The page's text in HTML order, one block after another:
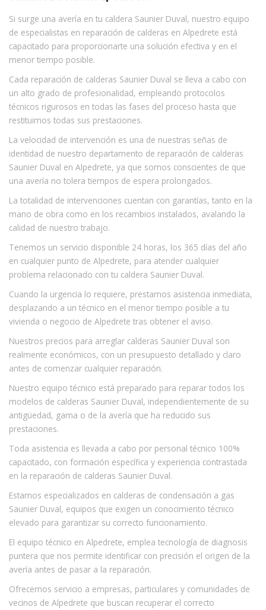
Si surge una avería en tu caldera Saunier Duval, nuestro equipo
de especialistas en reparación de calderas en Alpedrete está
capacitado para proporcionarte una solución efectiva y en el
menor tiempo posible.
Cada reparación de calderas Saunier Duval se lleva a cabo con
un alto grado de profesionalidad, empleando protocolos
técnicos rigurosos en todas las fases del proceso hasta que
restituimos todas sus prestaciones.
La velocidad de intervención es una de nuestras señas de
identidad de nuestro departamento de reparación de calderas
Saunier Duval en Alpedrete, ya que somos conscientes de que
una avería no tolera tiempos de espera prolongados.
La totalidad de intervenciones cuentan con garantías, tanto en la
mano de obra como en los recambios instalados, avalando la
calidad de nuestro trabajo.
Tenemos un servicio disponible 24 horas, los 365 días del año
en cualquier punto de Alpedrete, para atender cualquier
problema relacionado con tu caldera Saunier Duval.
Cuando la urgencia lo requiere, prestamos asistencia inmediata,
desplazando a un técnico en el menor tiempo posible a tu
vivienda o negocio de Alpedrete tras obtener el aviso.
Nuestros precios para arreglar calderas Saunier Duval son
realmente económicos, con un presupuesto detallado y claro
antes de comenzar cualquier reparación.
Nuestro equipo técnico está preparado para reparar todos los
modelos de calderas Saunier Duval, independientemente de su
antigüedad, gama o de la avería que ha reducido sus
prestaciones.
Toda asistencia es llevada a cabo por personal técnico 100%
capacitado, con formación específica y experiencia contrastada
en la reparación de calderas Saunier Duval.
Estamos especializados en calderas de condensación a gas
Saunier Duval, equipos que exigen un conocimiento técnico
elevado para garantizar su correcto funcionamiento.
El equipo técnico en Alpedrete, emplea tecnología de diagnosis
puntera que nos permite identificar con precisión el origen de la
avería antes de pasar a la reparación.
Ofrecemos servicio a empresas, particulares y comunidades de
vecinos de Alpedrete que buscan recuperar el correcto